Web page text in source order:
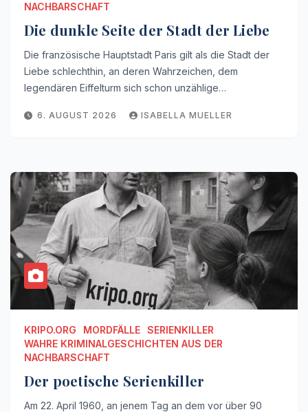
NACHBARSCHAFT
Die dunkle Seite der Stadt der Liebe
Die französische Hauptstadt Paris gilt als die Stadt der
Liebe schlechthin, an deren Wahrzeichen, dem
legendären Eiffelturm sich schon unzählige…
6. AUGUST 2026 ISABELLA MUELLER
KRIPO.ORG MORDFÄLLE SERIENKILLER
WAHRE KRIMINALGESCHICHTEN AUS DER
NACHBARSCHAFT
Der poetische Serienkiller
Am 22. April 1960, an jenem Tag an dem vor über 90